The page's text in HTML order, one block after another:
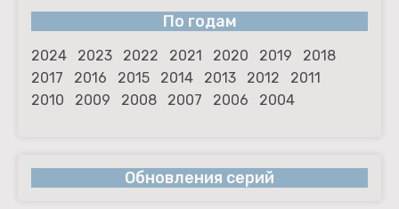
По годам
2024 2023 2022 2021 2020 2019
2018
2017
2016 2015 2014 2013 2012
2011
2010
2009 2008 2007 2006 2004
Обновления серий